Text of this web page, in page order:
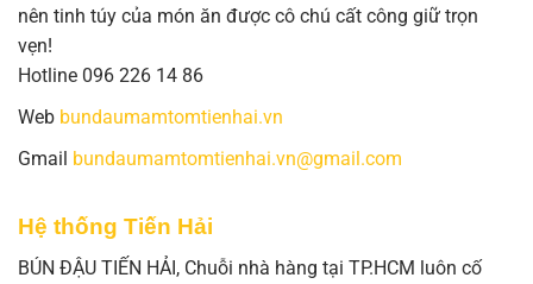
nên tinh túy của món ăn được cô chú cất công giữ trọn
vẹn!
Hotline 096 226 14 86
Web bundaumamtomtienhai.vn
Gmail bundaumamtomtienhai.vn@gmail.com
Hệ thống Tiến Hải
BÚN ĐẬU TIẾN HẢI, Chuỗi nhà hàng tại TP.HCM luôn cố